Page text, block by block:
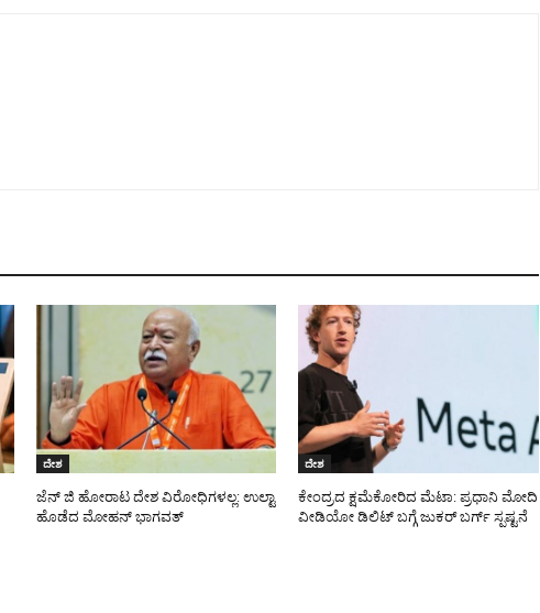
ದೇಶ
ಜೆನ್ ಜಿ ಹೋರಾಟ ದೇಶ ವಿರೋಧಿಗಳಲ್ಲ: ಉಲ್ಟಾ
ಹೊಡೆದ ಮೋಹನ್ ಭಾಗವತ್
ದೇಶ
ಕೇಂದ್ರದ ಕ್ಷಮೆಕೋರಿದ ಮೆಟಾ: ಪ್ರಧಾನಿ ಮೋದಿ
ವೀಡಿಯೋ ಡಿಲಿಟ್ ಬಗ್ಗೆ ಜುಕರ್ ಬರ್ಗ್ ಸ್ಪಷ್ಟನೆ